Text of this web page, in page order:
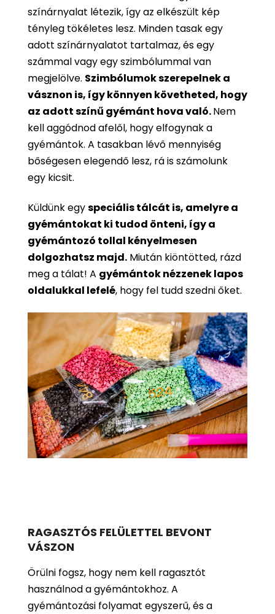
színárnyalat létezik, így az elkészült kép
tényleg tökéletes lesz. Minden tasak egy
adott színárnyalatot tartalmaz, és egy
számmal vagy egy szimbólummal van
megjelölve. Szimbólumok szerepelnek a
vásznon is, így könnyen követheted, hogy
az adott színű gyémánt hova való.Nem
kell aggódnod afelől, hogy elfogynak a
gyémántok. A tasakban lévő mennyiség
bőségesen elegendő lesz, rá is számolunk
egy kicsit.
Küldünk egyspeciális tálcát is, amelyre a
gyémántokat ki tudod önteni, így a
gyémántozó tollal kényelmesen
dolgozhatsz majd. Miután kiöntötted, rázd
meg a tálat! A gyémántok nézzenek lapos
oldalukkal lefelé, hogy fel tudd szedni őket.
RAGASZTÓS FELÜLETTEL BEVONT
VÁSZON
Örülni fogsz, hogy nem kell ragasztót
használnod a gyémántokhoz. A
gyémántozási folyamat egyszerű, és a